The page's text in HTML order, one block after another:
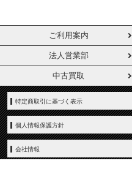
ご利用案内
法人営業部
中古買取
特定商取引に基づく表示
個人情報保護方針
会社情報